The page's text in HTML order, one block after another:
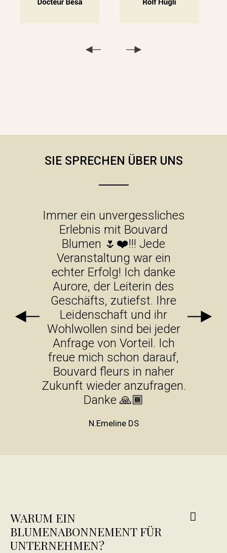
SIE SPRECHEN ÜBER UNS
Immer ein unvergessliches
Erlebnis mit Bouvard
Blumen 🌷❤️!!! Jede
Veranstaltung war ein
echter Erfolg! Ich danke
Aurore, der Leiterin des
Geschäfts, zutiefst. Ihre
Leidenschaft und ihr
Wohlwollen sind bei jeder
Anfrage von Vorteil. Ich
freue mich schon darauf,
Bouvard fleurs in naher
Zukunft wieder anzufragen.
Danke 🙏🏾
N.Emeline DS
WARUM EIN
BLUMENABONNEMENT FÜR
UNTERNEHMEN?